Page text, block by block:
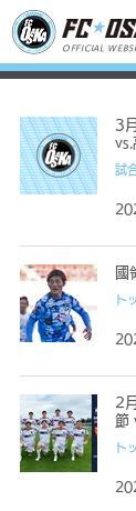
OFFICIAL
3
vs.
試
國
ト
2
節
ト